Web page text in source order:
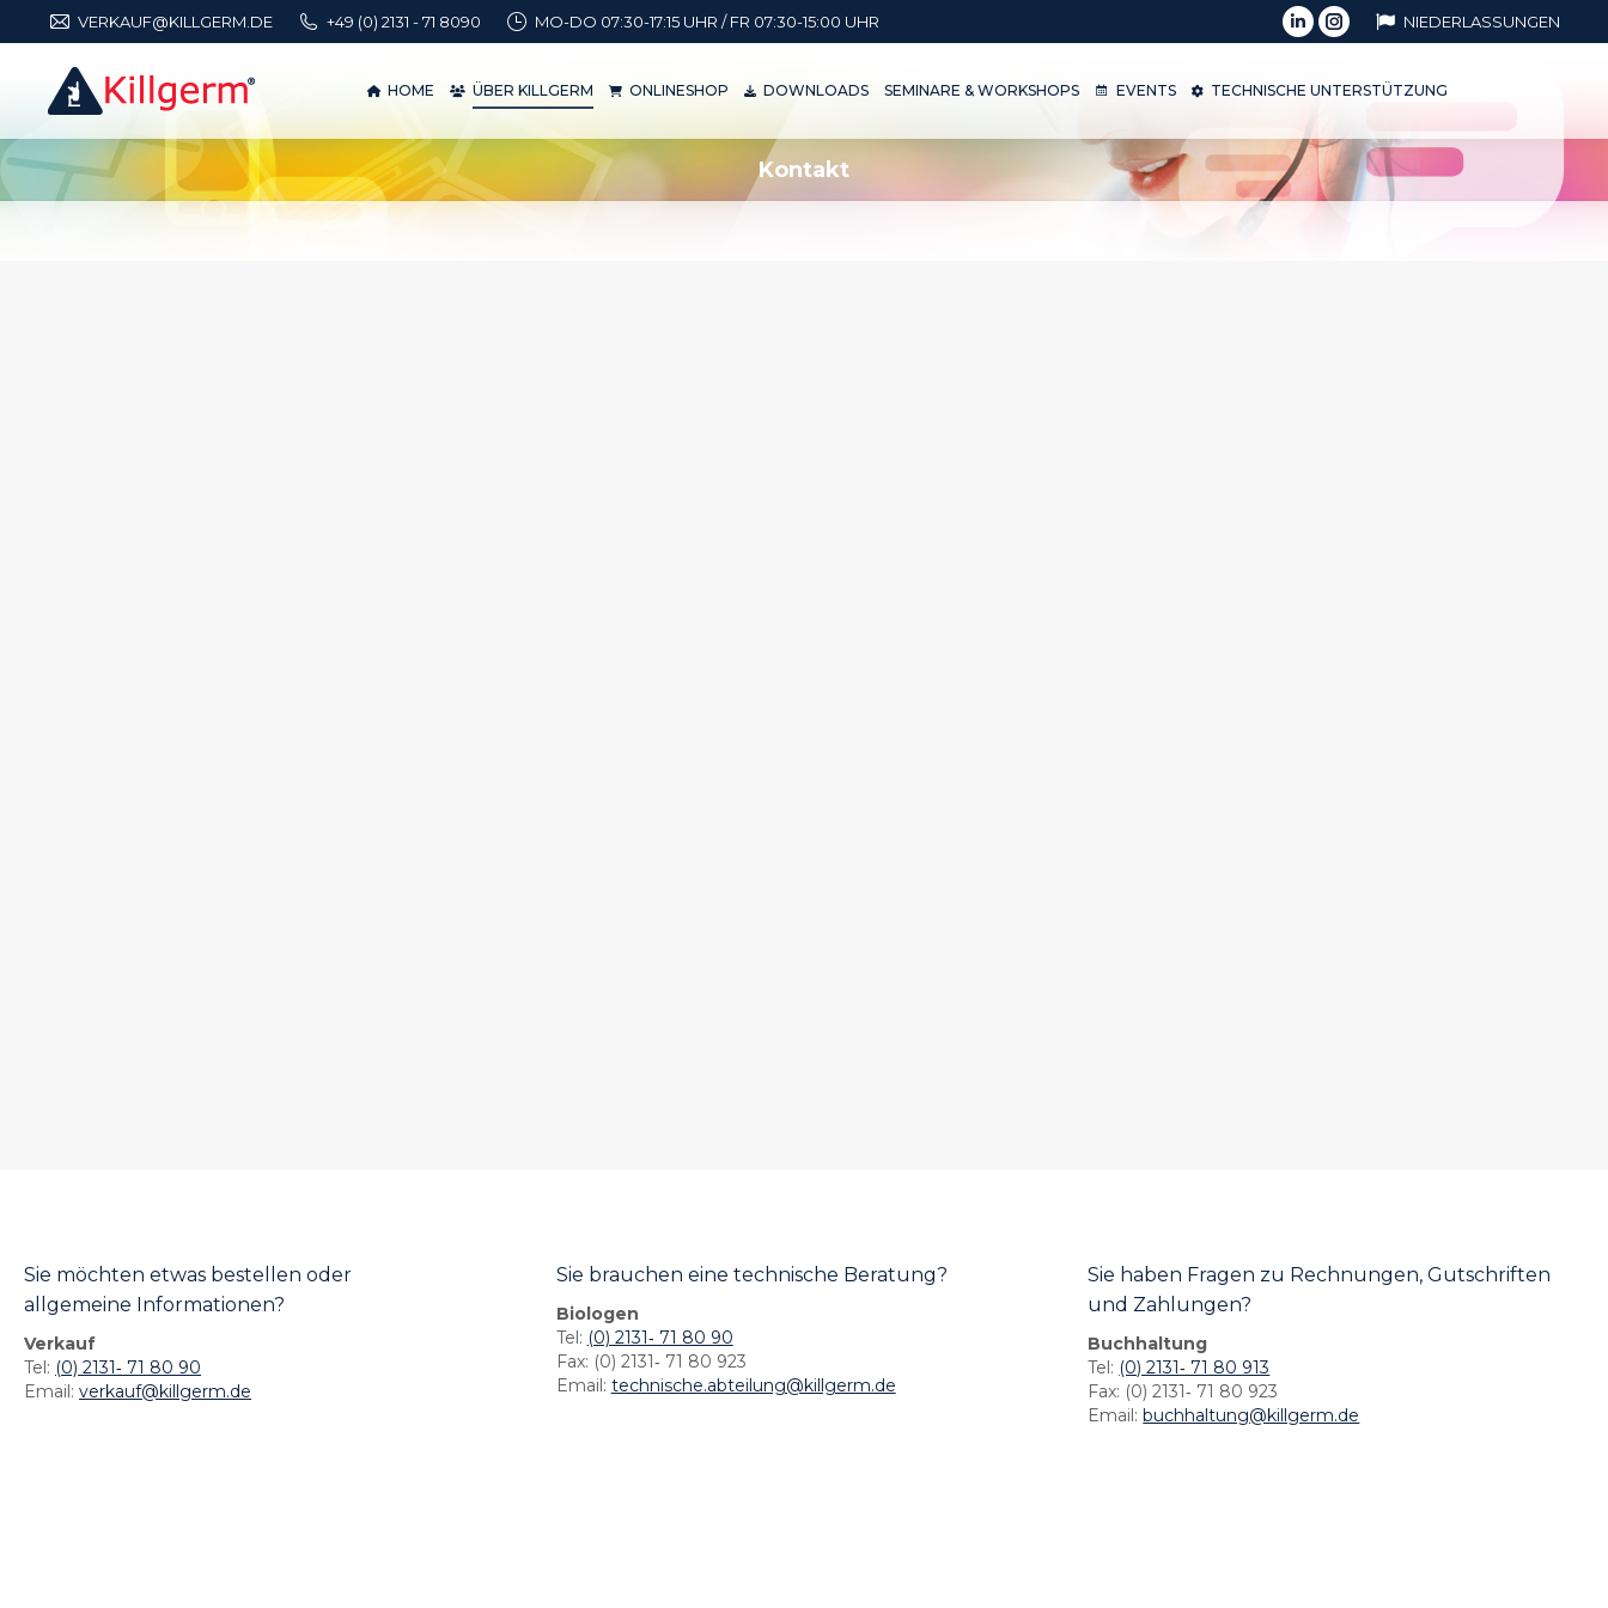
VERKAUF@KILLGERM.DE +49 (0) 2131 - 71 8090 MO-DO 07:30-17:15 UHR / FR 07:30-15:00 UHR NIEDERLASSUNGEN
HOME ÜBER KILLGERM ONLINESHOP DOWNLOADS SEMINARE & WORKSHOPS EVENTS TECHNISCHE UNTERSTÜTZUNG
Kontakt
Sie möchten etwas bestellen oder
allgemeine Informationen?
Verkauf
Tel: (0) 2131‐ 71 80 90
Email: verkauf@killgerm.de
Sie brauchen eine technische Beratung?
Biologen
Tel: (0) 2131‐ 71 80 90
Fax: (0) 2131‐ 71 80 923
Email: technische.abteilung@killgerm.de
Sie haben Fragen zu Rechnungen, Gutschriften
und Zahlungen?
Buchhaltung
Tel: (0) 2131‐ 71 80 913
Fax: (0) 2131‐ 71 80 923
Email:buchhaltung@killgerm.de
ÜBER KILLGERM ONLINESHOP TECHNISCHE UNTERSTÜTZUNG